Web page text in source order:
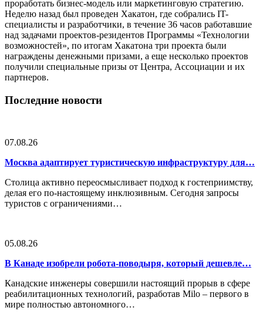
проработать бизнес-модель или маркетинговую стратегию.
Неделю назад был проведен Хакатон, где собрались IT-
специалисты и разработчики, в течение 36 часов работавшие
над задачами проектов-резидентов Программы «Технологии
возможностей», по итогам Хакатона три проекта были
награждены денежными призами, а еще несколько проектов
получили специальные призы от Центра, Ассоциации и их
партнеров.
Последние новости
07.08.26
Москва адаптирует туристическую инфраструктуру для…
Столица активно переосмысливает подход к гостеприимству,
делая его по-настоящему инклюзивным. Сегодня запросы
туристов с ограничениями…
05.08.26
В Канаде изобрели робота-поводыря, который дешевле…
Канадские инженеры совершили настоящий прорыв в сфере
реабилитационных технологий, разработав Milo – первого в
мире полностью автономного…